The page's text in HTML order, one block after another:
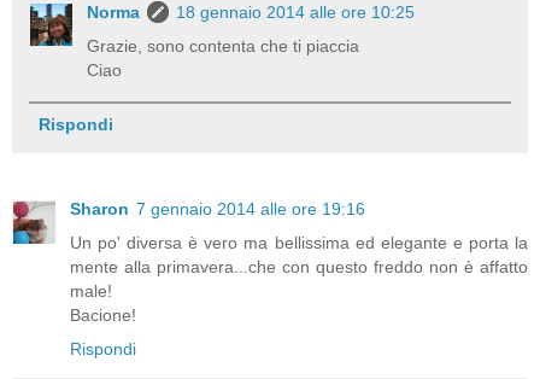
Norma
18 gennaio 2014 alle ore 10:25
Grazie, sono contenta che ti piaccia
Ciao
Rispondi
Sharon 7 gennaio 2014 alle ore 19:16
Un po' diversa è vero ma bellissima ed elegante e porta la
mente alla primavera...che con questo freddo non è affatto
male!
Bacione!
Rispondi